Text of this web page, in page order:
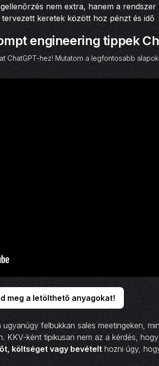
nem extra, hanem a rendszer
keretek között hoz pénzt és idő
engineering tippek
ChatGPT-hez! Mutatom a legfontosabb
meg a letölthető anyagokat!
felbukkan sales meetingeken,
KKV-ként tipikusan nem az a kérdés, hogy
költséget vagy bevételt hozni úgy,